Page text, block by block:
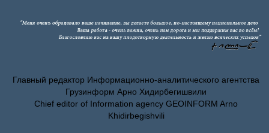
Главный редактор Информационно-аналитического агентства
Грузинформ Арно Хидирбегишвили
Chief editor of Information agency GEOINFORM Arno
Khidirbegishvili